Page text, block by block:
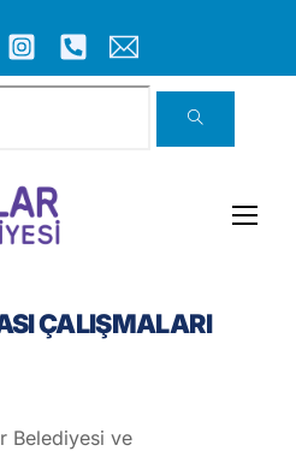
ICON
ICON
LABEL
ICON
LABEL
ÇALIŞMALARI
Belediyesi ve